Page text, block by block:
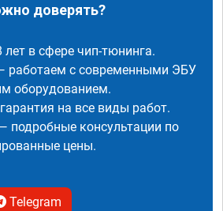
доверять?
в сфере чип-тюнинга.
работаем с современными ЭБУ
оборудованием.
на все виды работ.
подробные консультации по
цены.
Telegram